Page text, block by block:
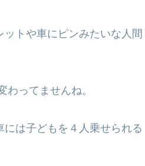
トや車にピンみたいな人間
ってませんね。
は子どもを４人乗せられる